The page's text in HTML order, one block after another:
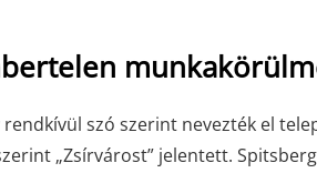
szó szerint nevezték el
„Zsírvárost” jelentett.